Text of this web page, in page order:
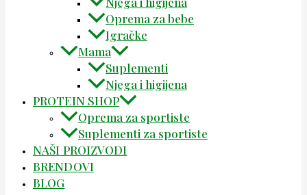
Oprema za bebe
Igračke
Mama
Suplementi
Njega i higijena
PROTEIN SHOP
Oprema za sportiste
Suplementi za sportiste
NAŠI PROIZVODI
BRENDOVI
BLOG